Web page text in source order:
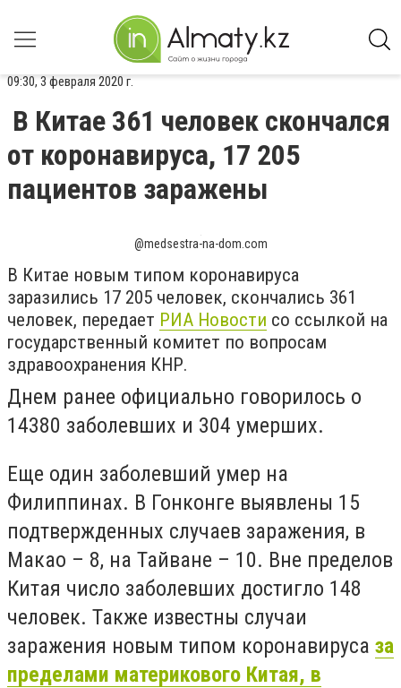
09:30, 3 февраля 2020 г.
В Китае 361 человек скончался
от коронавируса, 17 205
пациентов заражены
@medsestra-na-dom.com
В Китае новым типом коронавируса
заразились 17 205 человек, скончались 361
человек, передает РИА Новости со ссылкой на
государственный комитет по вопросам
здравоохранения КНР.
Днем ранее официально говорилось о
14380 заболевших и 304 умерших.
Еще один заболевший умер на
Филиппинах. В Гонконге выявлены 15
подтвержденных случаев заражения, в
Макао – 8, на Тайване – 10. Вне пределов
Китая число заболевших достигло 148
человек. Также известны случаи
заражения новым типом коронавируса за
пределами материкового Китая, в